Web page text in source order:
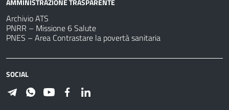
Archivio ATS
PNRR – Missione 6 Salute
PNES – Area Contrastare la povertà sanitaria
SOCIAL